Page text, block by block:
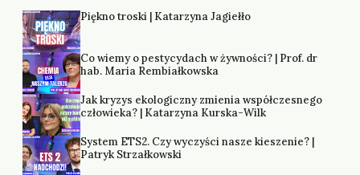
Piękno troski | Katarzyna Jagiełło
Co wiemy o pestycydach w żywności? | Prof. dr
hab. Maria Rembiałkowska
Jak kryzys ekologiczny zmienia współczesnego
człowieka? | Katarzyna Kurska-Wilk
System ETS2. Czy wyczyści nasze kieszenie? |
Patryk Strzałkowski